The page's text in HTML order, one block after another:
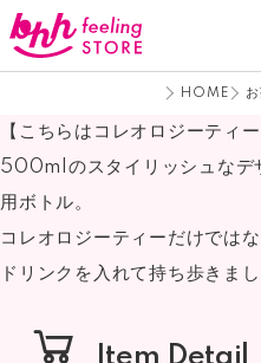
HOME
【こちらはコレオロジーティ
500mlのスタイリッシュなデ
用ボトル。
コレオロジーティーだけでは
ドリンクを入れて持ち歩きまし
Item Detail